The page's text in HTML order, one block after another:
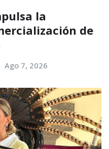
la
de
Ago 7, 2026